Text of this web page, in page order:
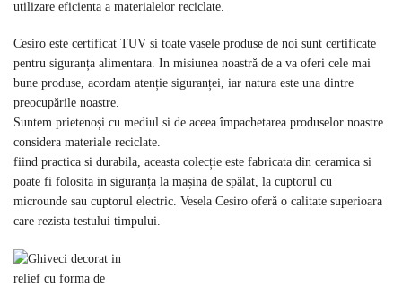
utilizare eficienta a materialelor reciclate.
Cesiro este certificat TUV si toate vasele produse de noi sunt certificate
pentru siguranța alimentara. In misiunea noastră de a va oferi cele mai
bune produse, acordam atenție siguranței, iar natura este una dintre
preocupările noastre.
Suntem prietenoși cu mediul si de aceea împachetarea produselor noastre
considera materiale reciclate.
fiind practica si durabila, aceasta colecție este fabricata din ceramica si
poate fi folosita in siguranța la mașina de spălat, la cuptorul cu
microunde sau cuptorul electric. Vesela Cesiro oferă o calitate superioara
care rezista testului timpului.